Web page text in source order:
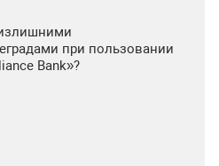
при пользовании
Bank»?